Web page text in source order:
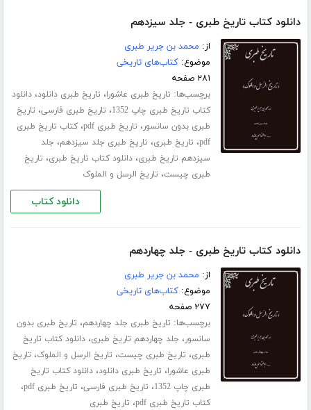
دانلود کتاب تاریخ طبری - جلد سیزدهم
از: محمد بن جریر طبری
موضوع:کتاب‌های تاریخی
۲۸۱ صفحه
برچسب‌ها: تاریخ طبری عاشورا، تاریخ طبری دانلود،دانلود
کتاب تاریخ طبری چاپ 1352
، تاریخ طبری فارسی، تاریخ
طبری بدون سانسور، تاریخ طبری pdf ،کتاب تاریخ طبری
pdf، تاریخ طبری، تاریخ طبری جلد ‌سیزدهم، جلد
سیزدهم تاریخ طبری،دانلود کتاب تاریخ طبری، تاریخ
طبری چیست، تاریخ الرسل و الملوک
دانلود کتاب
دانلود کتاب تاریخ طبری - جلد چهاردهم
از: محمد بن جریر طبری
موضوع:کتاب‌های تاریخی
۲۷۷ صفحه
برچسب‌ها: تاریخ طبری جلد ‌چهاردهم، تاریخ طبری بدون
سانسور، جلد چهاردهم تاریخ طبری،دانلود کتاب تاریخ
طبری، تاریخ طبری چیست، تاریخ الرسل و الملوک، تاریخ
طبری عاشورا، تاریخ طبری دانلود،دانلود کتاب تاریخ
طبری چاپ 1352
، تاریخ طبری فارسی، تاریخ طبری pdf ،
کتاب تاریخ طبری pdf ، تاریخ طبری